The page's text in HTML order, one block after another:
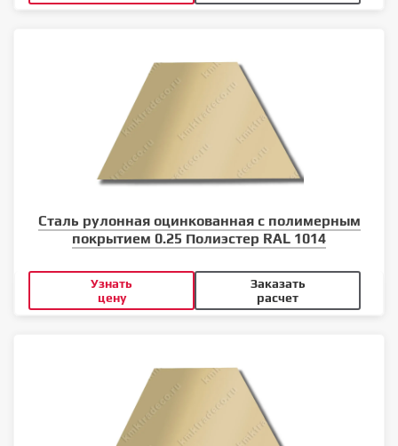
Сталь рулонная оцинкованная с полимерным
покрытием 0.25 Полиэстер RAL 1014
Узнать
цену
Заказать
расчет